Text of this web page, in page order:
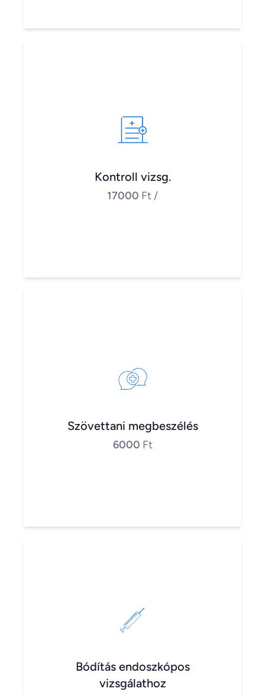
Kontroll vizsg.
17000 Ft /
Szövettani megbeszélés
6000 Ft
Bódítás endoszkópos
vizsgálathoz